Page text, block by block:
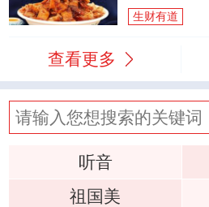
生财有道
查看更多
听音
祖国美